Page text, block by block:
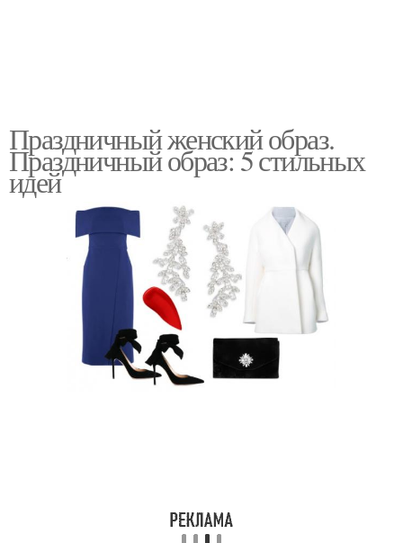
Праздничный женский образ.
Праздничный образ: 5 стильных
идей